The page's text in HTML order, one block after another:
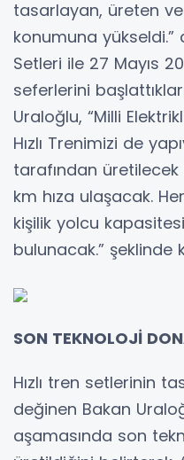
tasarlayan, üreten
konumuna yükseldi.”
Setleri ile 27 Mayıs
seferlerini
Uraloğlu, “Milli
Hızlı Trenimizi de
tarafından üretilecek
km hıza ulaşacak.
kişilik yolcu
bulunacak.” şeklinde
SON TEKNOLOJİ
Hızlı tren setlerinin
değinen Bakan
aşamasında son